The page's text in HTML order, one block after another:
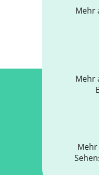
Mehr
Mehr
Mehr